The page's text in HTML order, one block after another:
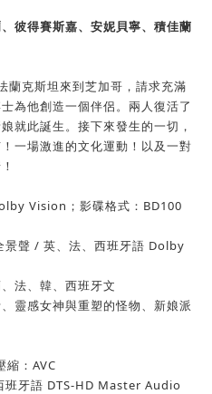
、 彼得賽斯嘉、 安妮貝寧、 積佳蘭
蘭克斯坦來到芝加哥，請求充滿
為他創造一個伴侶。兩人復活了
就此誕生。接下來發生的一切，
一場激進的文化運動！以及一對
Vision；影碟格式：BD100
景聲 / 英、法、西班牙語 Dolby
法、韓、西班牙文
靈感女神與重塑的怪物、新娘派
：AVC
班牙語 DTS-HD Master Audio